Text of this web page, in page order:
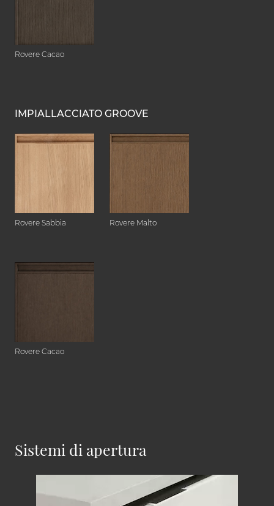
Rovere Cacao
IMPIALLACCIATO GROOVE
Rovere Sabbia Rovere Malto
Rovere Cacao
Sistemi di apertura